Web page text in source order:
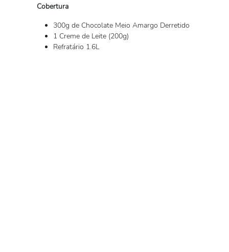
Cobertura
300g de Chocolate Meio Amargo Derretido
1 Creme de Leite (200g)
Refratário 1.6L